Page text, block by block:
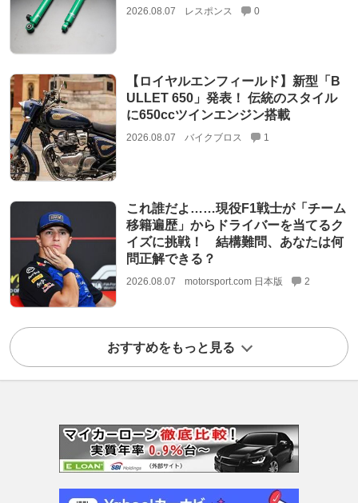
2026.08.07 レスポンス 0
【ロイヤルエンフィールド】新型「B
ULLET 650」発表！ 伝統のスタイル
に650ccツインエンジン搭載
2026.08.07 バイクブロス 1
これ誰だよ……現役F1戦士が「チーム
移籍遍歴」からドライバーを当てるク
イズに挑戦！ 結構難問、あなたは何
問正解できる？
2026.08.07 motorsport.com 日本版 2
おすすめをもっと見る